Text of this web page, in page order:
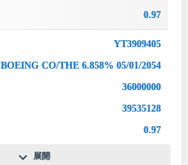
0.97
YT3909405
BOEING CO/THE 6.858% 05/01/2054
36000000
39535128
0.97
展開